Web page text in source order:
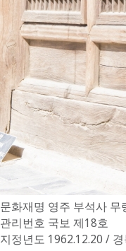
문화재명 영주 부석사 무
관리번호 국보 제18호
지정년도 1962.12.20 /